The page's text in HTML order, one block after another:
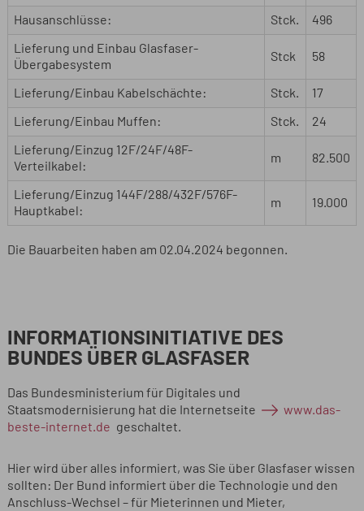
Hausanschlüsse: Stck. 496
Lieferung und Einbau Glasfaser-
Übergabesystem
Stck 58
Lieferung/Einbau Kabelschächte: Stck. 17
Lieferung/Einbau Muffen: Stck. 24
Lieferung/Einzug 12F/24F/48F-
Verteilkabel:
m 82.500
Lieferung/Einzug 144F/288/432F/576F-
Hauptkabel:
m 19.000
Die Bauarbeiten haben am 02.04.2024 begonnen.
INFORMATIONSINITIATIVE DES
BUNDES ÜBER GLASFASER
Das Bundesministerium für Digitales und
Staatsmodernisierung hat die Internetseite
www.das-
beste-internet.de geschaltet.
Hier wird über alles informiert, was Sie über Glasfaser wissen
sollten: Der Bund informiert über die Technologie und den
Anschluss-Wechsel – für Mieterinnen und Mieter,